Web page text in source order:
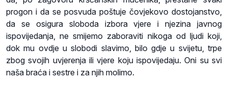
progon i da se posvuda poštuje čovjekovo dostojanstvo,
da se osigura sloboda izbora vjere i njezina javnog
ispovijedanja, ne smijemo zaboraviti nikoga od ljudi koji,
dok mu ovdje u slobodi slavimo, bilo gdje u svijetu, trpe
zbog svojih uvjerenja ili vjere koju ispovijedaju. Oni su svi
naša braća i sestre i za njih molimo.